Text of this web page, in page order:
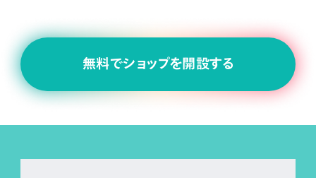
無料でショップを開設する